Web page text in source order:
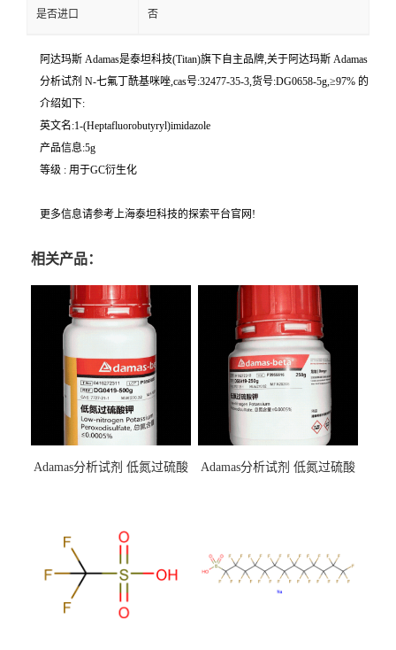
是否进口 否
阿达玛斯 Adamas是泰坦科技(Titan)旗下自主品牌,关于阿达玛斯 Adamas
分析试剂 N-七氟丁酰基咪唑,cas号:32477-35-3,货号:DG0658-5g,≥97% 的
介绍如下:
英文名:1-(Heptafluorobutyryl)imidazole
产品信息:5g
等级 : 用于GC衍生化
更多信息请参考上海泰坦科技的探索平台官网!
相关产品：
Adamas分析试剂 低氮过硫酸
（泰坦现货供应）
Adamas分析试剂 低氮过硫酸